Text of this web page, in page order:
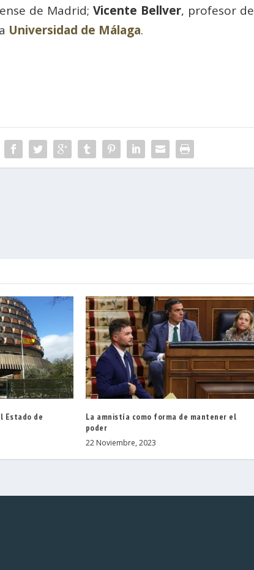
de Madrid; Vicente Bellver, profesor
Universidad de Málaga.
Estado de
La amnistía como forma de mantener el
poder
22 Noviembre, 2023